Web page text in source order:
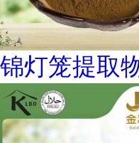
锦灯笼提取